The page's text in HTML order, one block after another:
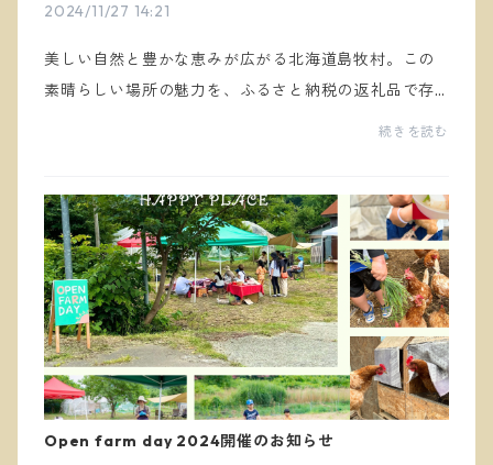
2024/11/27 14:21
美しい自然と豊かな恵みが広がる北海道島牧村。この
素晴らしい場所の魅力を、ふるさと納税の返礼品で存
分に味わってみませんか？ハッピープレイスでは、9点
続きを読む
Open farm day 2024開催のお知らせ